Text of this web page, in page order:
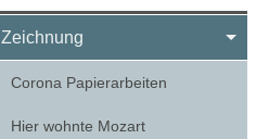
Zeichnung
Corona Papierarbeiten
Hier wohnte Mozart